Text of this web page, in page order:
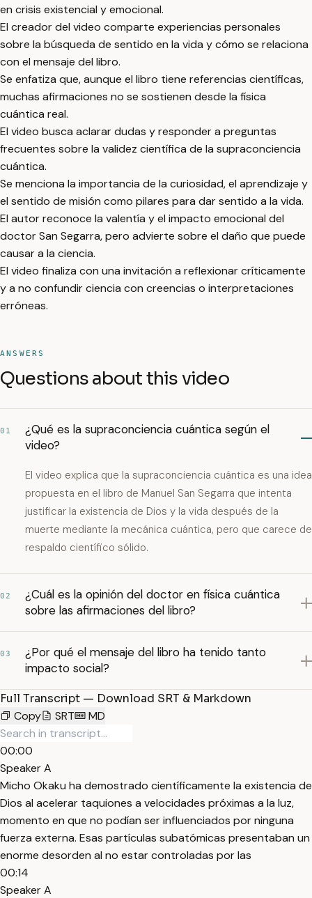
en crisis existencial y emocional.
El creador del video comparte experiencias personales
sobre la búsqueda de sentido en la vida y cómo se relaciona
con el mensaje del libro.
Se enfatiza que, aunque el libro tiene referencias científicas,
muchas afirmaciones no se sostienen desde la física
cuántica real.
El video busca aclarar dudas y responder a preguntas
frecuentes sobre la validez científica de la supraconciencia
cuántica.
Se menciona la importancia de la curiosidad, el aprendizaje y
el sentido de misión como pilares para dar sentido a la vida.
El autor reconoce la valentía y el impacto emocional del
doctor San Segarra, pero advierte sobre el daño que puede
causar a la ciencia.
El video finaliza con una invitación a reflexionar críticamente
y a no confundir ciencia con creencias o interpretaciones
erróneas.
ANSWERS
Questions about this video
01
¿Qué es la supraconciencia cuántica según el
video?
El video explica que la supraconciencia cuántica es una idea
propuesta en el libro de Manuel San Segarra que intenta
justificar la existencia de Dios y la vida después de la
muerte mediante la mecánica cuántica, pero que carece de
respaldo científico sólido.
02
¿Cuál es la opinión del doctor en física cuántica
sobre las afirmaciones del libro?
03
¿Por qué el mensaje del libro ha tenido tanto
impacto social?
Full Transcript — Download SRT & Markdown
Copy
SRT MD
00:00
Speaker A
Micho Okaku ha demostrado científicamente la existencia de
Dios al acelerar taquiones a velocidades próximas a la luz,
momento en que no podían ser influenciados por ninguna
fuerza externa. Esas partículas subatómicas presentaban un
enorme desorden al no estar controladas por las
00:14
Speaker A